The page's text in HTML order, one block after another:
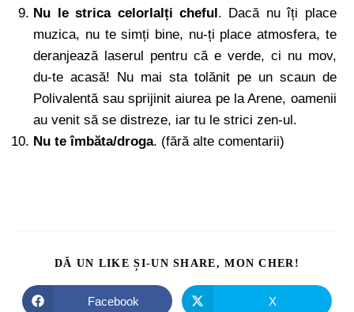
Nu le strica celorlalți cheful. Dacă nu îți place
muzica, nu te simți bine, nu-ți place atmosfera, te
deranjează laserul pentru că e verde, ci nu mov,
du-te acasă! Nu mai sta tolănit pe un scaun de
Polivalentă sau sprijinit aiurea pe la Arene, oamenii
au venit să se distreze, iar tu le strici zen-ul.
Nu te îmbăta/droga. (fără alte comentarii)
DĂ UN LIKE ȘI-UN SHARE, MON CHER!
Facebook X